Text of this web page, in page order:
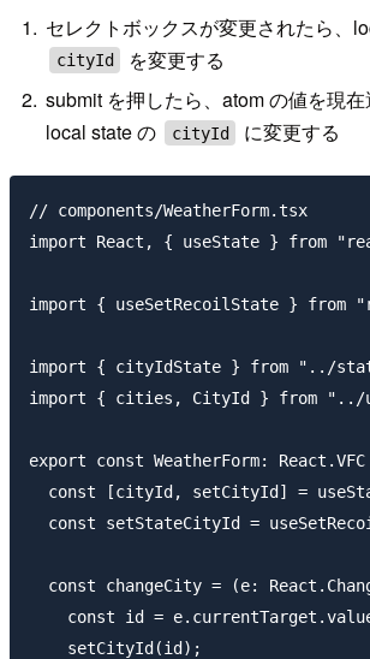
セレクトボックスが変更されたら、
cityId
を変更する
submit を押したら、atom の値を現
local state の
cityId に変更する
// components/WeatherForm.tsx
import React, { useState } from
import { useSetRecoilState } from
import { cityIdState } from "../
import { cities, CityId } from
export const WeatherForm:
const [cityId, setCityId] =
const setStateCityId =
const changeCity = (e:
const id =
    setCityId(id);